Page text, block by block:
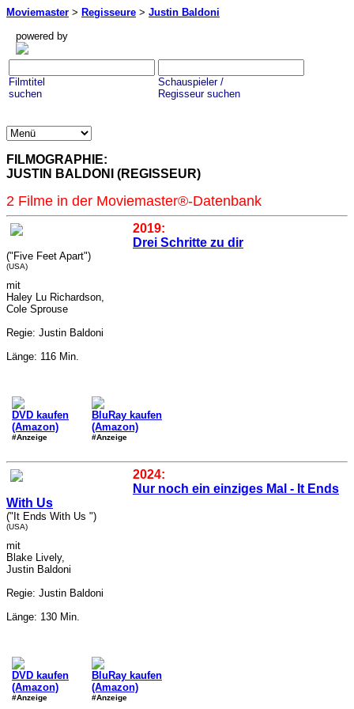
Moviemaster > Regisseure > Justin Baldoni
powered by
Filmtitel
suchen
Schauspieler /
Regisseur suchen
FILMOGRAPHIE:
JUSTIN BALDONI (REGISSEUR)
2 Filme in der Moviemaster®-Datenbank
2019:
Drei Schritte zu dir
("Five Feet Apart")
(USA)
mit
Haley Lu Richardson,
Cole Sprouse
Regie: Justin Baldoni
Länge: 116 Min.
DVD kaufen
(Amazon)
#Anzeige
BluRay kaufen
(Amazon)
#Anzeige
2024:
Nur noch ein einziges Mal - It Ends
With Us
("It Ends With Us ")
(USA)
mit
Blake Lively,
Justin Baldoni
Regie: Justin Baldoni
Länge: 130 Min.
DVD kaufen
(Amazon)
#Anzeige
BluRay kaufen
(Amazon)
#Anzeige